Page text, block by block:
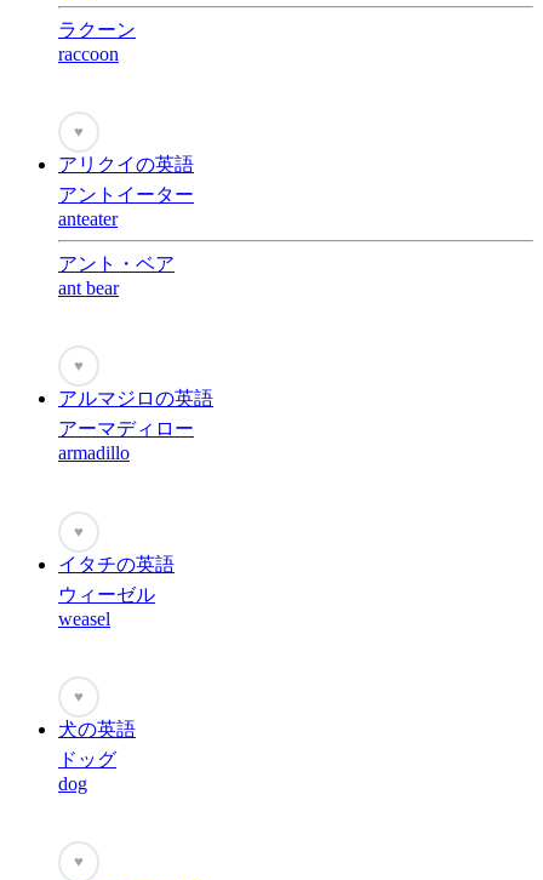
ラクーン
raccoon
♥
アリクイの英語
アントイーター
anteater
アント・ベア
ant bear
♥
アルマジロの英語
アーマディロー
armadillo
♥
イタチの英語
ウィーゼル
weasel
♥
犬の英語
ドッグ
dog
♥